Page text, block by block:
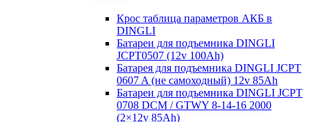
Крос таблица параметров АКБ в
DINGLI
Батареи для подъемника DINGLI
JCPT0507 (12v 100Ah)
Батарея для подъемника DINGLI JCPT
0607 A (не самоходный) 12v 85Ah
Батареи для подъемника DINGLI JCPT
0708 DCM / GTWY 8-14-16 2000
(2×12v 85Ah)